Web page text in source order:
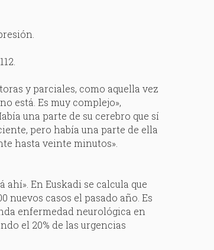
y parciales, como aquella vez
está. Es muy complejo»,
una parte de su cerebro que sí
pero había una parte de ella
hasta veinte minutos».
ahí». En Euskadi se calcula que
nuevos casos el pasado año. Es
enfermedad neurológica en
el 20% de las urgencias